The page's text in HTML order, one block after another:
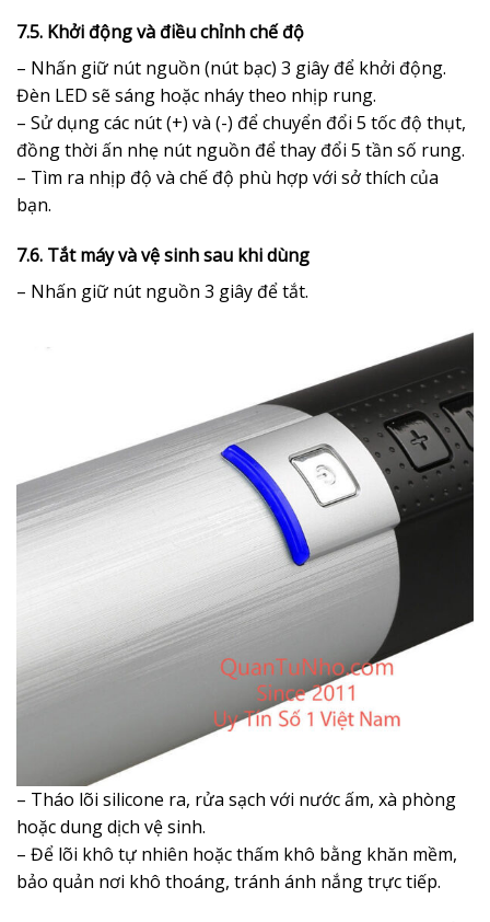
7.5. Khởi động và điều chỉnh chế độ
– Nhấn giữ nút nguồn (nút bạc) 3 giây để khởi động.
Đèn LED sẽ sáng hoặc nháy theo nhịp rung.
– Sử dụng các nút (+) và (-) để chuyển đổi 5 tốc độ thụt,
đồng thời ấn nhẹ nút nguồn để thay đổi 5 tần số rung.
– Tìm ra nhịp độ và chế độ phù hợp với sở thích của
bạn.
7.6. Tắt máy và vệ sinh sau khi dùng
– Nhấn giữ nút nguồn 3 giây để tắt.
– Tháo lõi silicone ra, rửa sạch với nước ấm, xà phòng
hoặc dung dịch vệ sinh.
– Để lõi khô tự nhiên hoặc thấm khô bằng khăn mềm,
bảo quản nơi khô thoáng, tránh ánh nắng trực tiếp.